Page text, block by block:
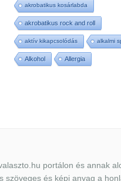
akrobatikus kosárlabda
akrobatikus rock and roll
aktív kikapcsolódás alkalmi
Alkohol Allergia
portálon és annak
szöveges és képi anyag a